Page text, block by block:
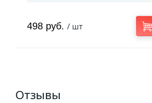
498 руб. / шт
Отзывы